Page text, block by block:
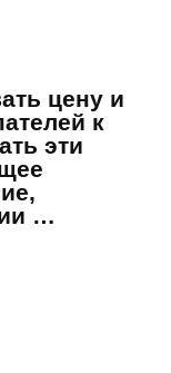
цену и
к
эти
…